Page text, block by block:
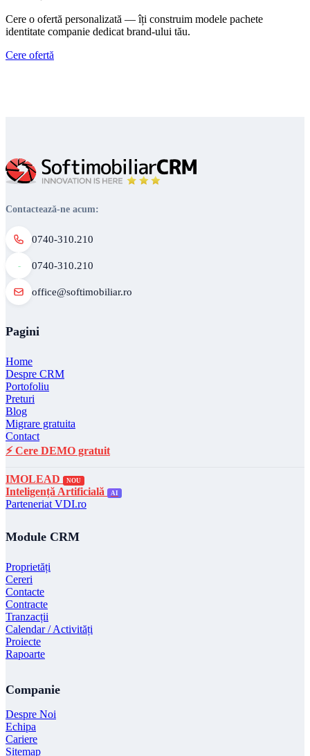
Cere o ofertă personalizată — îți construim modele pachete
identitate companie dedicat brand-ului tău.
Cere ofertă
Contactează-ne acum:
0740-310.210
0740-310.210
office@softimobiliar.ro
Pagini
Home
Despre CRM
Portofoliu
Preturi
Blog
Migrare gratuita
Contact
⚡ Cere DEMO gratuit
IMOLEAD NOU
Inteligență Artificială AI
Parteneriat VDI.ro
Module CRM
Proprietăți
Cereri
Contacte
Contracte
Tranzacții
Calendar / Activități
Proiecte
Rapoarte
Companie
Despre Noi
Echipa
Cariere
Sitemap